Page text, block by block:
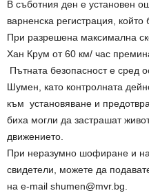
В съботния ден е установен
варненска регистрация,
При разрешена максимална
Хан Крум от 60 км/ час
Пътната безопасност е сред
Шумен, като контролната
към установяване и
биха могли да застрашат
движението.
При неразумно шофиране и
свидетели, можете да
на e-mail shumen@mvr.bg.